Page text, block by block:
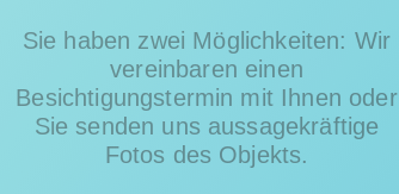
Sie haben zwei Möglichkeiten: Wir
vereinbaren einen
Besichtigungstermin mit Ihnen oder
Sie senden uns aussagekräftige
Fotos des Objekts.